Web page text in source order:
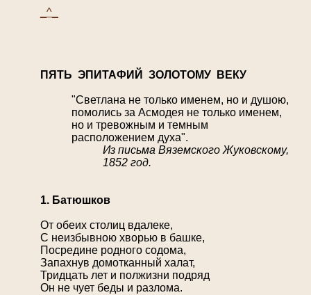
_^_
ПЯТЬ ЭПИТАФИЙ ЗОЛОТОМУ ВЕКУ
"Светлана не только именем, но и душою,
помолись за Асмодея не только именем,
но и тревожным и темным
расположением духа".
Из письма Вяземского Жуковскому,
1852 год.
1. Батюшков
От обеих столиц вдалеке,
С неизбывною хворью в башке,
Посредине родного содома,
Запахнув домотканный халат,
Тридцать лет и полжизни подряд
Он не чует беды и разлома.